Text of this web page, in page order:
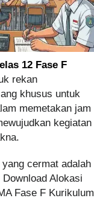
12 Fase F
rekan
khusus untuk
memetakan jam
kegiatan
cermat adalah
Alokasi
Fase F Kurikulum